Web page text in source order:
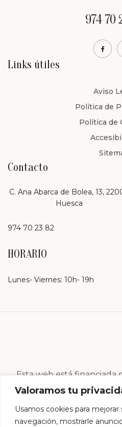
Valoramos tu
Usamos cookies para
navegación, mostrarle
Links útiles
Aviso
Política de
Política de
974 70
Contacto
C. Ana Abarca de Bolea, 13,
Huesca
974 70 23 82
HORARIO
Lunes- Viernes: 10h- 19h
Esta web está financiada
Next